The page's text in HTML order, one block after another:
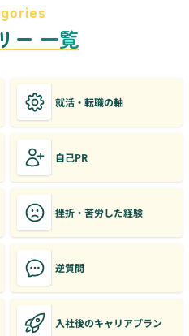
ー 一覧
就活・転職の軸
自己PR
挫折・苦労した経験
逆質問
入社後のキャリアプラン